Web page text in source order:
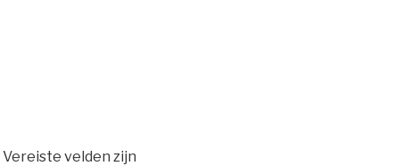
Vereiste velden zijn